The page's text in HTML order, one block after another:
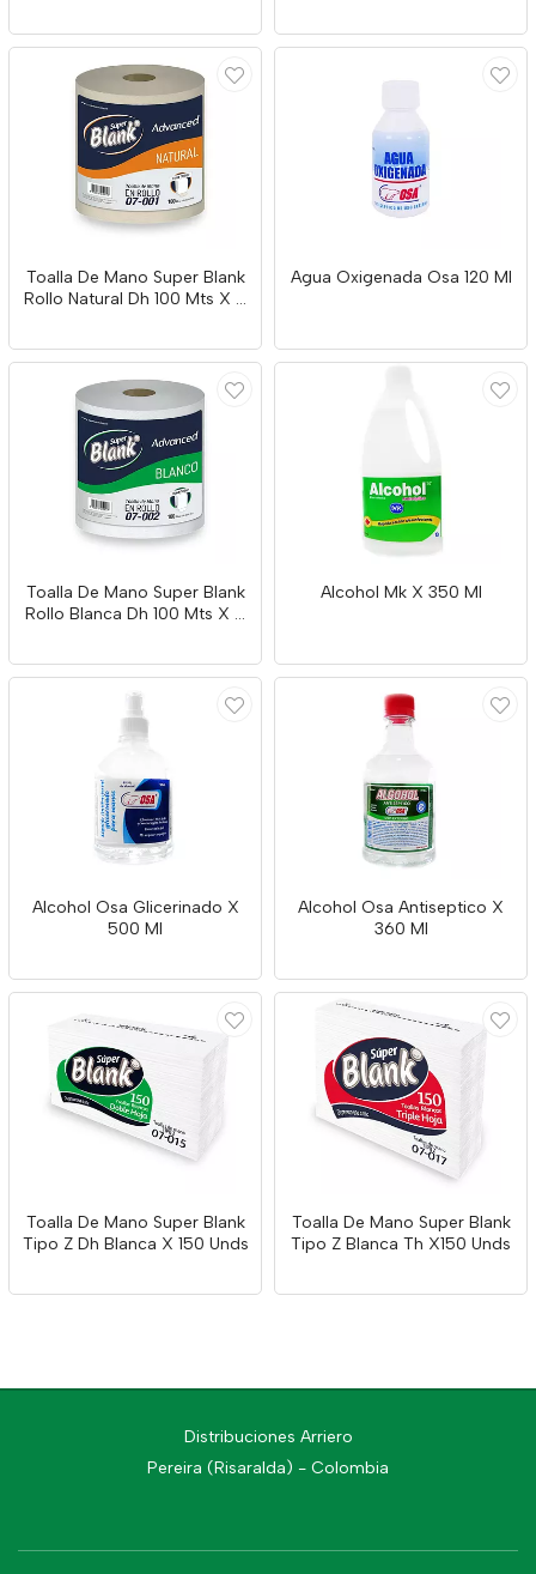
Toalla De Mano Super Blank
Rollo Natural Dh 100 Mts X 6
Agua Oxigenada Osa 120 Ml
Toalla De Mano Super Blank
Rollo Blanca Dh 100 Mts X 6
Alcohol Mk X 350 Ml
Alcohol Osa Glicerinado X
500 Ml
Alcohol Osa Antiseptico X
360 Ml
Toalla De Mano Super Blank
Tipo Z Dh Blanca X 150 Unds
Toalla De Mano Super Blank
Tipo Z Blanca Th X150 Unds
Distribuciones Arriero
Pereira (Risaralda) - Colombia